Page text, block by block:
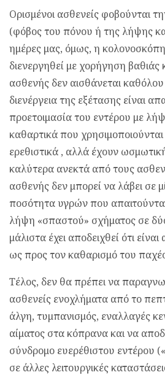
Ορισμένοι ασθενείς φοβούνται
(φόβος του πόνου ή της λήψης
ημέρες μας, όμως, η
διενεργηθεί με χορήγηση
ασθενής δεν αισθάνεται
διενέργεια της εξέτασης είναι
προετοιμασία του εντέρου με
καθαρτικά που
ερεθιστικά , αλλά έχουν
καλύτερα ανεκτά από τους
ασθενής δεν μπορεί να λάβει σε
ποσότητα υγρών που
λήψη «σπαστού» σχήματος σε
μάλιστα έχει αποδειχθεί ότι
ως προς τον καθαρισμό του
Τέλος, δεν θα πρέπει να
ασθενείς ενοχλήματα από το
άλγη, τυμπανισμός, εναλλαγές
αίματος στα κόπρανα και να
σύνδρομο ευερέθιστου εντέρου
σε άλλες λειτουργικές